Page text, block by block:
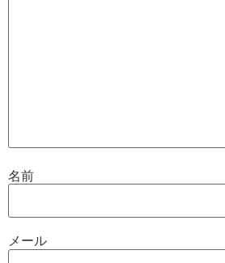
名前
メール